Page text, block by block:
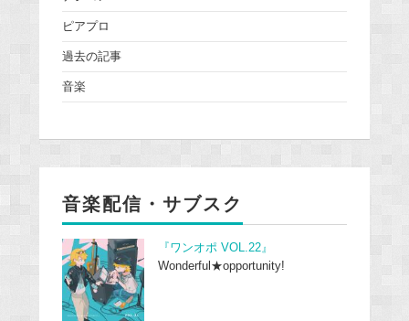
ピアプロ
過去の記事
音楽
音楽配信・サブスク
『ワンオポ VOL.22』
Wonderful★opportunity!